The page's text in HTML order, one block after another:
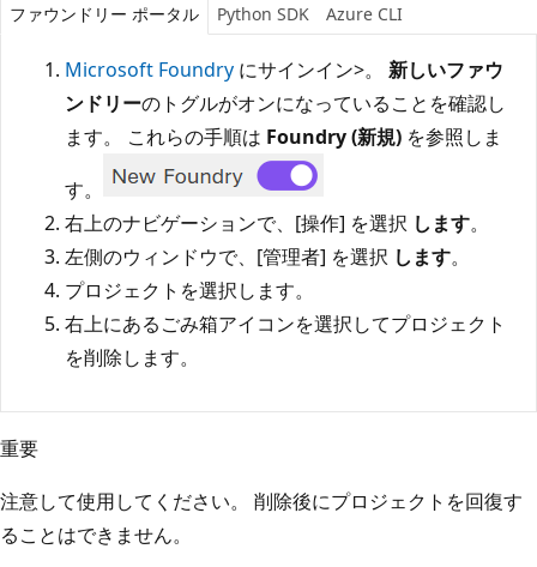
ファウンドリー ポータル Python SDK Azure CLI
Microsoft Foundry にサインイン>。 新しいファウ
ンドリーのトグルがオンになっていることを確認し
ます。 これらの手順は Foundry (新規) を参照しま
す。
右上のナビゲーションで、[操作] を選択 します。
左側のウィンドウで、[管理者] を選択 します。
プロジェクトを選択します。
右上にあるごみ箱アイコンを選択してプロジェクト
を削除します。
重要
注意して使用してください。 削除後にプロジェクトを回復す
ることはできません。